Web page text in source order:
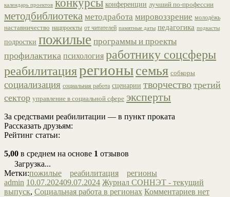
календарь проектов конкурсы конференции лучший по-профессии
методбиблиотека методработа мировоззрение молодёжь
наставничество нацпроекты от читателей памятные даты педагогика подкасты
подростки пожилые программы и проекты
профилактика психология работнику соцсферы
реабилитациярегионысемья собкоры
социализация социальная работа сценарии творчество третий
сектор управление в социальной сфере эксперты
За средствами реабилитации — в пункт проката
Рассказать друзьям:
Рейтинг статьи:
5,00 в среднем на основе 1 отзывов
Загрузка...
Метки:пожилые реабилитация
регионы
admin 10.07.202409.07.2024 Журнал СОННЭТ - текущий
выпуск, Социальная работа в регионах Комментариев нет